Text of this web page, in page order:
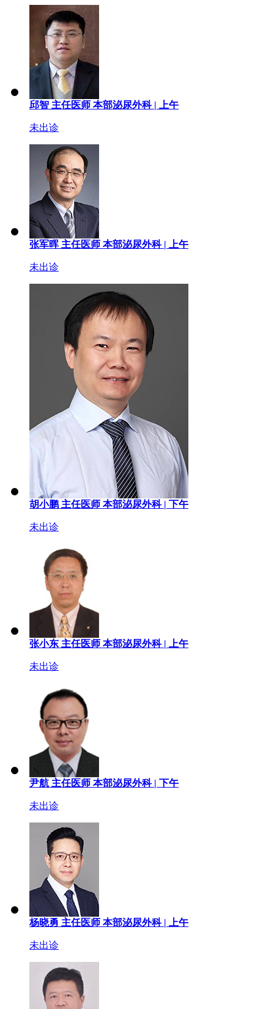
邱智 主任医师 本部泌尿外科 | 上午
未出诊
张军晖 主任医师 本部泌尿外科 | 上午
未出诊
胡小鹏 主任医师 本部泌尿外科 | 下午
未出诊
张小东 主任医师 本部泌尿外科 | 上午
未出诊
尹航 主任医师 本部泌尿外科 | 下午
未出诊
杨晓勇 主任医师 本部泌尿外科 | 上午
未出诊